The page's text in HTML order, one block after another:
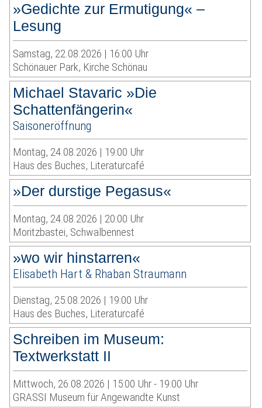
»Gedichte zur Ermutigung« –
Lesung
Samstag, 22.08.2026 | 16:00 Uhr
Schönauer Park, Kirche Schönau
Michael Stavaric »Die
Schattenfängerin«
Saisoneröffnung
Montag, 24.08.2026 | 19:00 Uhr
Haus des Buches, Literaturcafé
»Der durstige Pegasus«
Montag, 24.08.2026 | 20:00 Uhr
Moritzbastei, Schwalbennest
»wo wir hinstarren«
Elisabeth Hart & Rhaban Straumann
Dienstag, 25.08.2026 | 19:00 Uhr
Haus des Buches, Literaturcafé
Schreiben im Museum:
Textwerkstatt II
Mittwoch, 26.08.2026 | 15:00 Uhr - 19:00 Uhr
GRASSI Museum für Angewandte Kunst